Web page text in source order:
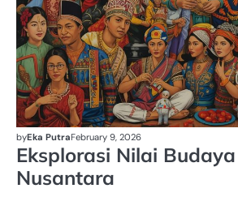
byEka PutraFebruary 9, 2026
Eksplorasi Nilai
Nusantara